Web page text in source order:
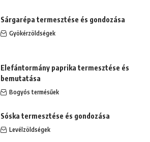
Sárgarépa termesztése és gondozása
Gyökérzöldségek
Elefántormány paprika termesztése és
bemutatása
Bogyós termésűek
Sóska termesztése és gondozása
Levélzöldségek